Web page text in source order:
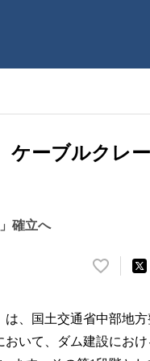
ケーブルクレ
確立へ
い
！
数
を
、国土交通省中部地方
いて、ダム建設にお